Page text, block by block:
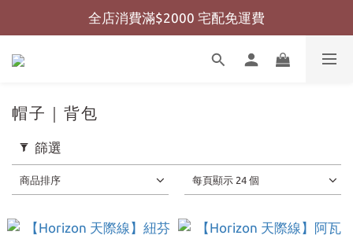
全店消費滿$999 超商免運費
全店消費滿$2000 宅配免運費
全店消費滿$999 超商免運費
帽子｜背包
篩選
商品排序 每頁顯示 24 個